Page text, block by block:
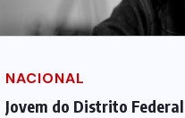
NACIONAL
Jovem do Distrito